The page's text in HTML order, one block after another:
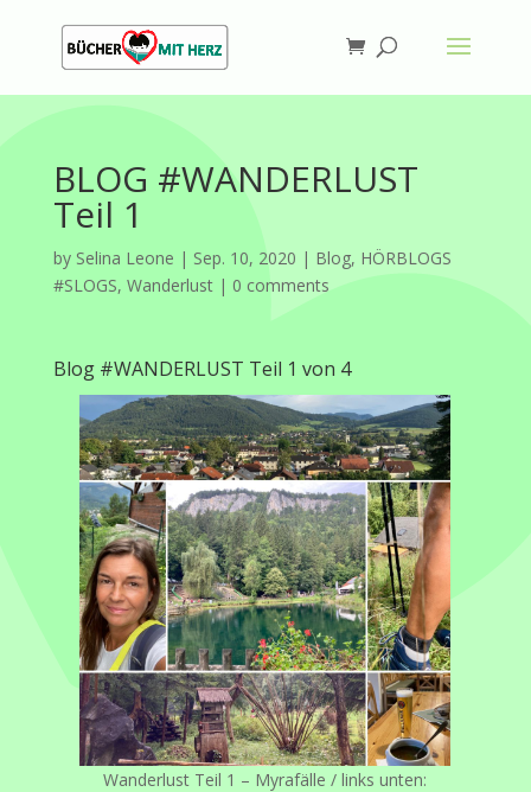
BLOG #WANDERLUST
Teil 1
by Selina Leone | Sep. 10, 2020 | Blog, HÖRBLOGS
#SLOGS, Wanderlust| 0 comments
Blog #WANDERLUST Teil 1 von 4
Wanderlust Teil 1 – Myrafälle / links unten: